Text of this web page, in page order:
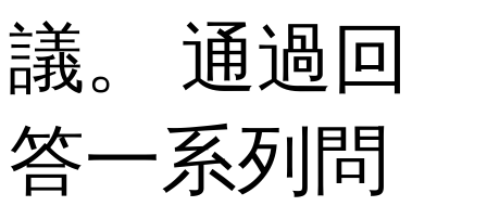
議。 通過回
答一系列問